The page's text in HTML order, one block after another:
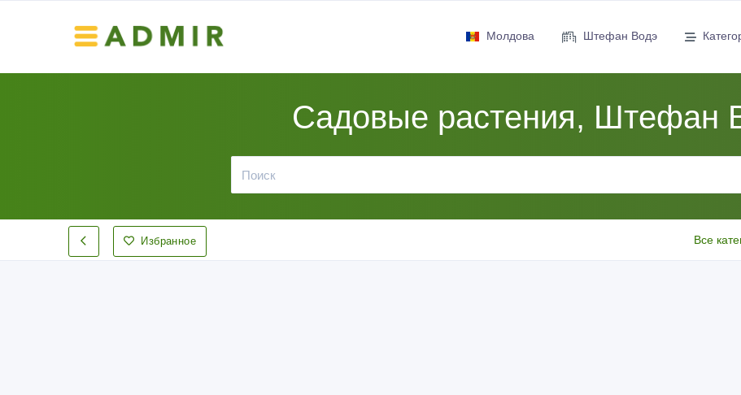
Молдова Штефан Водэ
Садовые растения, Штефан
Избранное Все